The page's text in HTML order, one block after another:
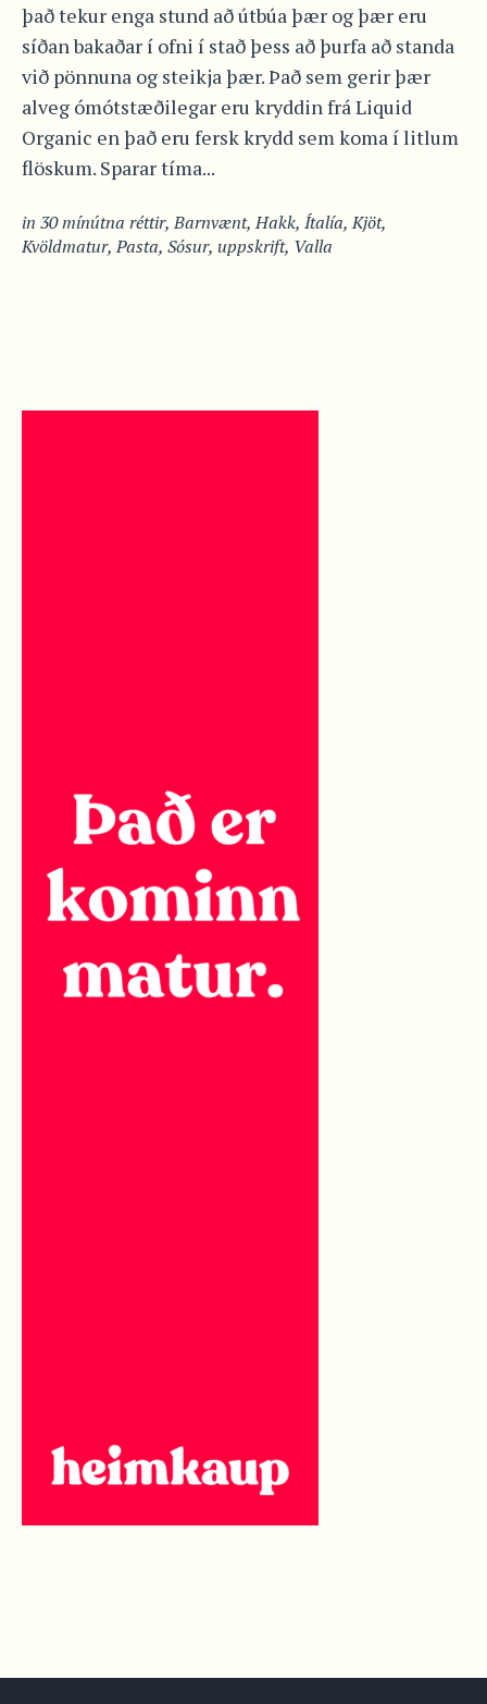
það tekur enga stund að útbúa þær og þær eru
síðan bakaðar í ofni í stað þess að þurfa að standa
við pönnuna og steikja þær. Það sem gerir þær
alveg ómótstæðilegar eru kryddin frá Liquid
Organic en það eru fersk krydd sem koma í litlum
flöskum. Sparar tíma...
in 30 mínútna réttir,Barnvænt,Hakk, Ítalía,Kjöt,
Kvöldmatur,Pasta, Sósur, uppskrift, Valla